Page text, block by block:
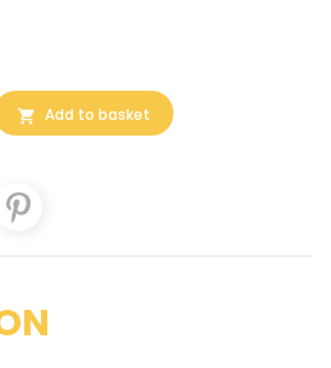
 Add to basket